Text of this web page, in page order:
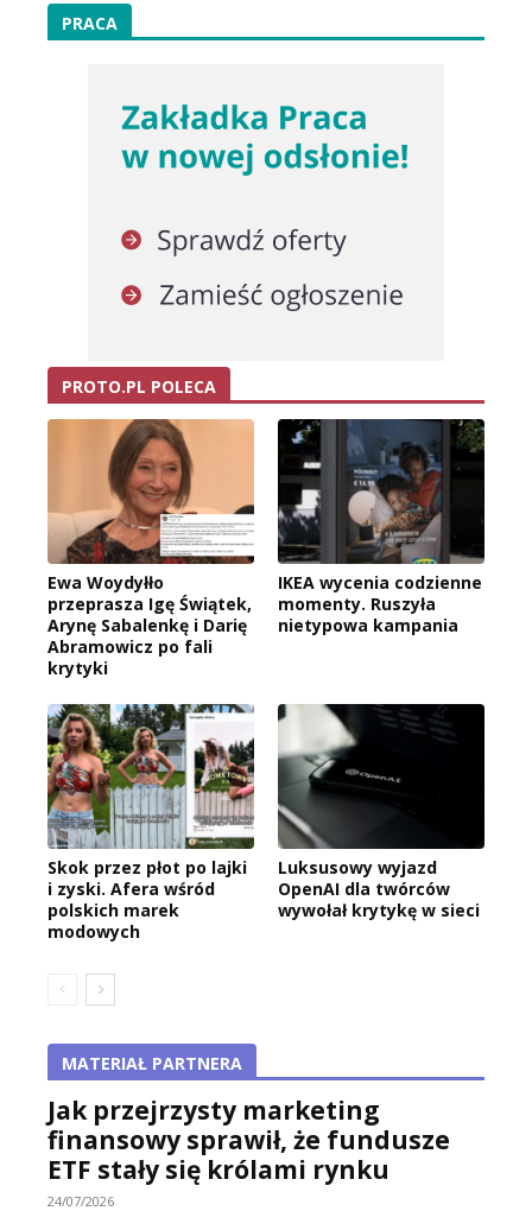
PRACA
PROTO.PL POLECA
Ewa Woydyłło
przeprasza Igę Świątek,
Arynę Sabalenkę i Darię
Abramowicz po fali
krytyki
IKEA wycenia codzienne
momenty. Ruszyła
nietypowa kampania
Skok przez płot po lajki
i zyski. Afera wśród
polskich marek
modowych
Luksusowy wyjazd
OpenAI dla twórców
wywołał krytykę w sieci
MATERIAŁ PARTNERA
Jak przejrzysty marketing
finansowy sprawił, że fundusze
ETF stały się królami rynku
24/07/2026